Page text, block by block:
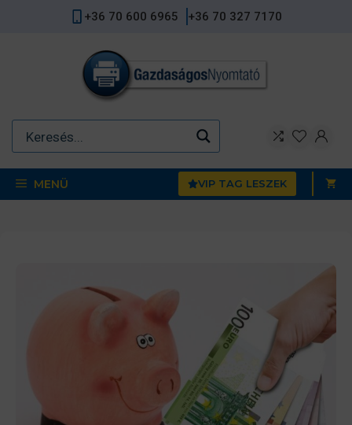
+36 70 600 6965 +36 70 327 7170
MENÜ VIP TAG LESZEK